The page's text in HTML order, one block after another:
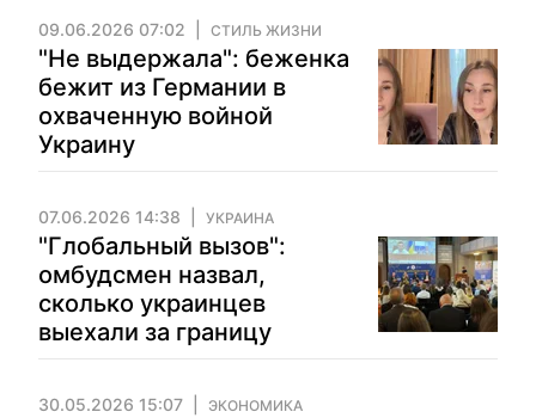
09.06.2026 07:02 СТИЛЬ ЖИЗНИ
"Не выдержала": беженка
бежит из Германии в
охваченную войной
Украину
07.06.2026 14:38 УКРАИНА
"Глобальный вызов":
омбудсмен назвал,
сколько украинцев
выехали за границу
30.05.2026 15:07 ЭКОНОМИКА